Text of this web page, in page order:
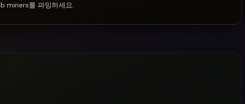
miners를 파밍하세요.